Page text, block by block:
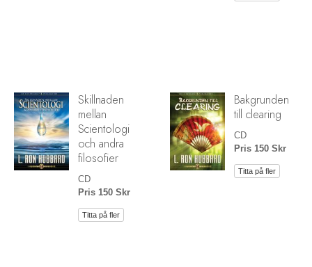
Skillnaden
mellan
Scientologi
och andra
filosofier
CD
Pris 150 Skr
Titta på fler
Bakgrunden
till clearing
CD
Pris 150 Skr
Titta på fler